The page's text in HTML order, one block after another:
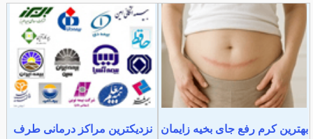
بهترین کرم رفع جای بخیه زایمان
نزدیکترین مراکز درمانی طرف